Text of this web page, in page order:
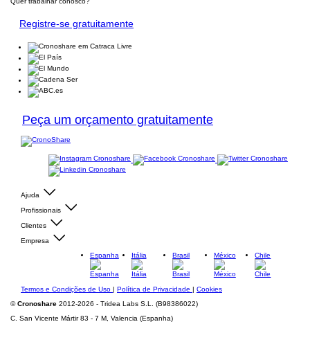
Registre-se gratuitamente
Peça um orçamento gratuitamente
Ajuda
Profissionais
Clientes
Empresa
Espanha
Itália Brasil México Chile
Termos e Condições de Uso | Política de Privacidade | Cookies
©Cronoshare 2012-2026 - Tridea Labs S.L. (B98386022)
C. San Vicente Mártir 83 - 7 M, Valencia (Espanha)